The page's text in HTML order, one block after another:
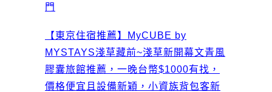
門
【東京住宿推薦】MyCUBE by
MYSTAYS淺草藏前~淺草新開幕文青風
膠囊旅館推薦，一晚台幣$1000有找，
價格便宜且設備新穎，小資族背包客新